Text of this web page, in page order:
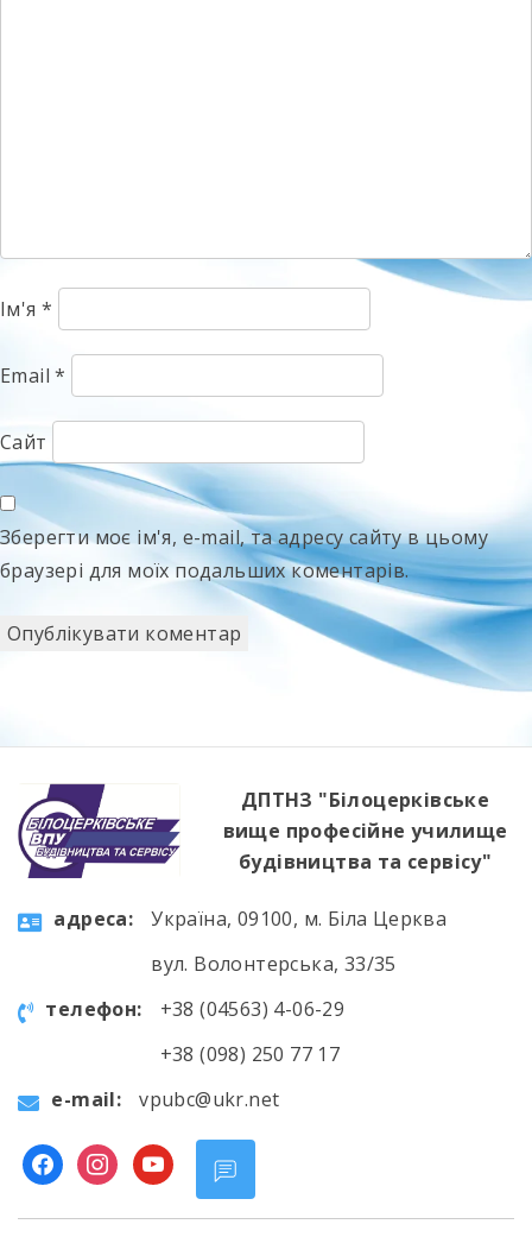
Ім'я *
Email*
Сайт
Зберегти моє ім'я, e-mail, та адресу сайту в цьому
браузері для моїх подальших коментарів.
ДПТНЗ "Білоцерківське
вище професійне училище
будівництва та сервісу"
aдресa:
Україна, 09100, м. Біла Церква
вул. Волонтерська, 33/35
телефон:
+38 (04563) 4-06-29
+38 (098) 250 77 17
e-mail:
vpubc@ukr.net
facebookinstagram
youtube